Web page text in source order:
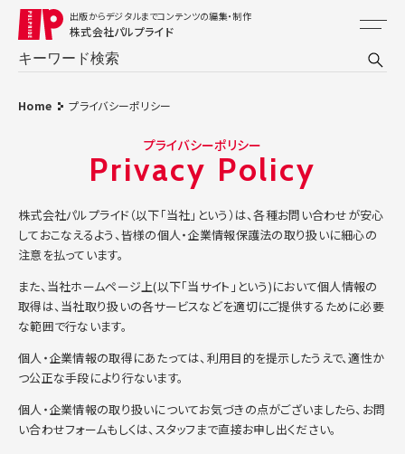
出版からデジタルまでコンテンツの編集・制作
株式会社パルプライド
Home プライバシーポリシー
プライバシーポリシー
Privacy Policy
株式会社パルプライド（以下「当社」という）は、各種お問い合わせが安心
しておこなえるよう、皆様の個人・企業情報保護法の取り扱いに細心の
注意を払っています。
また、当社ホームページ上(以下「当サイト」という)において個人情報の
取得は、当社取り扱いの各サービスなどを適切にご提供するために必要
な範囲で行ないます。
個人・企業情報の取得にあたっては、利用目的を提示したうえで、適性か
つ公正な手段により行ないます。
個人・企業情報の取り扱いについてお気づきの点がございましたら、お問
い合わせフォームもしくは、スタッフまで直接お申し出ください。